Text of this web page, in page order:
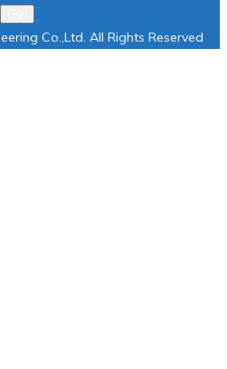
Co.,Ltd. All Rights Reserved